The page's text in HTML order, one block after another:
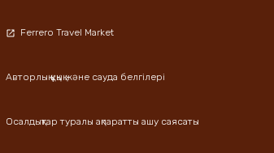
Ferrero Travel Market
Авторлық құқық және сауда белгілері
Осалдықтар туралы ақпаратты ашу саясаты